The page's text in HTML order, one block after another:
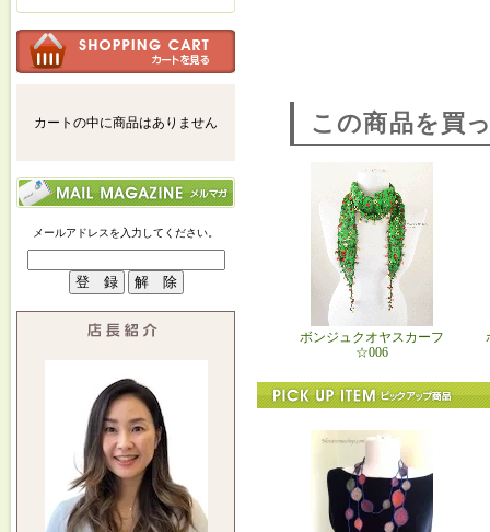
カートの中に商品はありません
メールアドレスを入力してください。
この商品を買
ボンジュクオヤスカーフ
☆006